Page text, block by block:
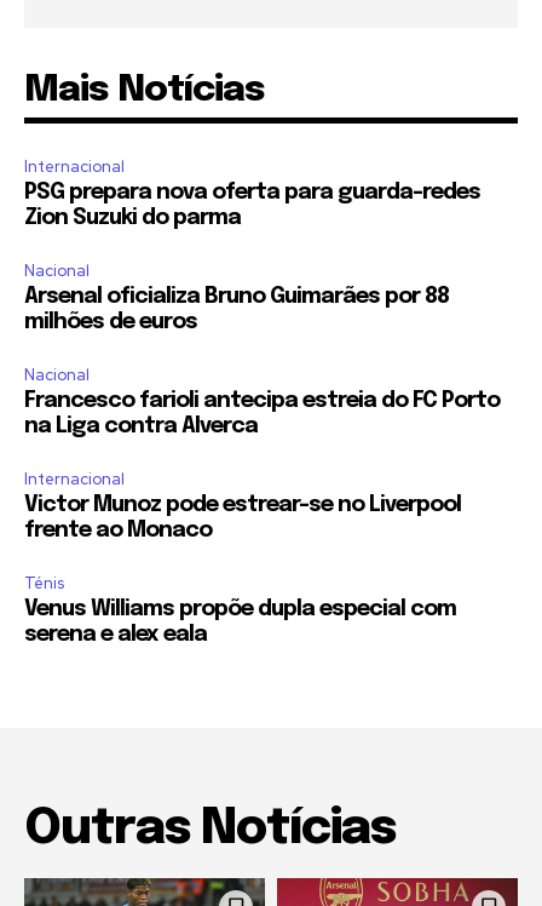
Mais Notícias
Internacional
PSG prepara nova oferta para guarda-redes
Zion Suzuki do parma
Nacional
Arsenal oficializa Bruno Guimarães por 88
milhões de euros
Nacional
Francesco farioli antecipa estreia do FC Porto
na Liga contra Alverca
Internacional
Victor Munoz pode estrear-se no Liverpool
frente ao Monaco
Ténis
Venus Williams propõe dupla especial com
serena e alex eala
Outras Notícias